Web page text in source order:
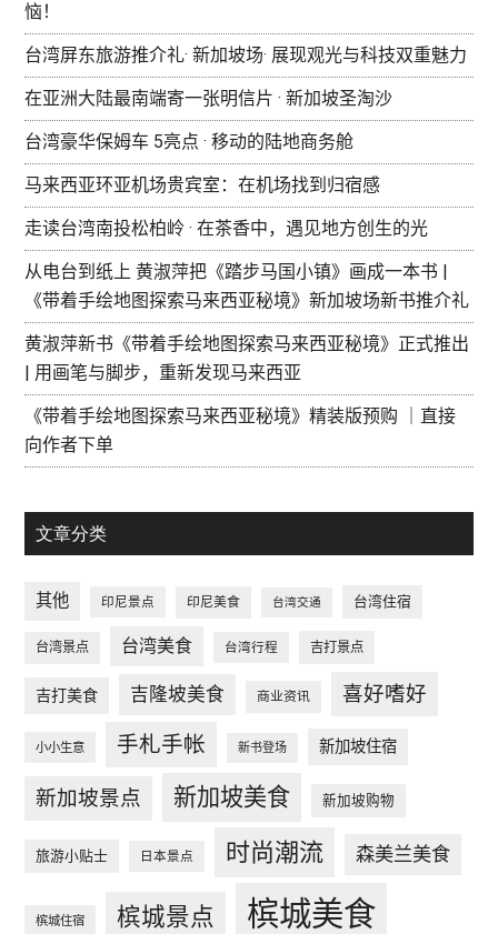
恼！
台湾屏东旅游推介礼· 新加坡场· 展现观光与科技双重魅力
在亚洲大陆最南端寄一张明信片 · 新加坡圣淘沙
台湾豪华保姆车 5亮点 · 移动的陆地商务舱
马来西亚环亚机场贵宾室：在机场找到归宿感
走读台湾南投松柏岭 · 在茶香中，遇见地方创生的光
从电台到纸上 黄淑萍把《踏步马国小镇》画成一本书 |
《带着手绘地图探索马来西亚秘境》新加坡场新书推介礼
黄淑萍新书《带着手绘地图探索马来西亚秘境》正式推出
| 用画笔与脚步，重新发现马来西亚
《带着手绘地图探索马来西亚秘境》精装版预购 ｜直接
向作者下单
文章分类
其他 印尼景点 印尼美食 台湾交通 台湾住宿
台湾景点 台湾美食 台湾行程 吉打景点
吉打美食 吉隆坡美食 商业资讯 喜好嗜好
小小生意 手札手帐 新书登场 新加坡住宿
新加坡景点 新加坡美食 新加坡购物
旅游小贴士 日本景点 时尚潮流 森美兰美食
槟城住宿 槟城景点 槟城美食